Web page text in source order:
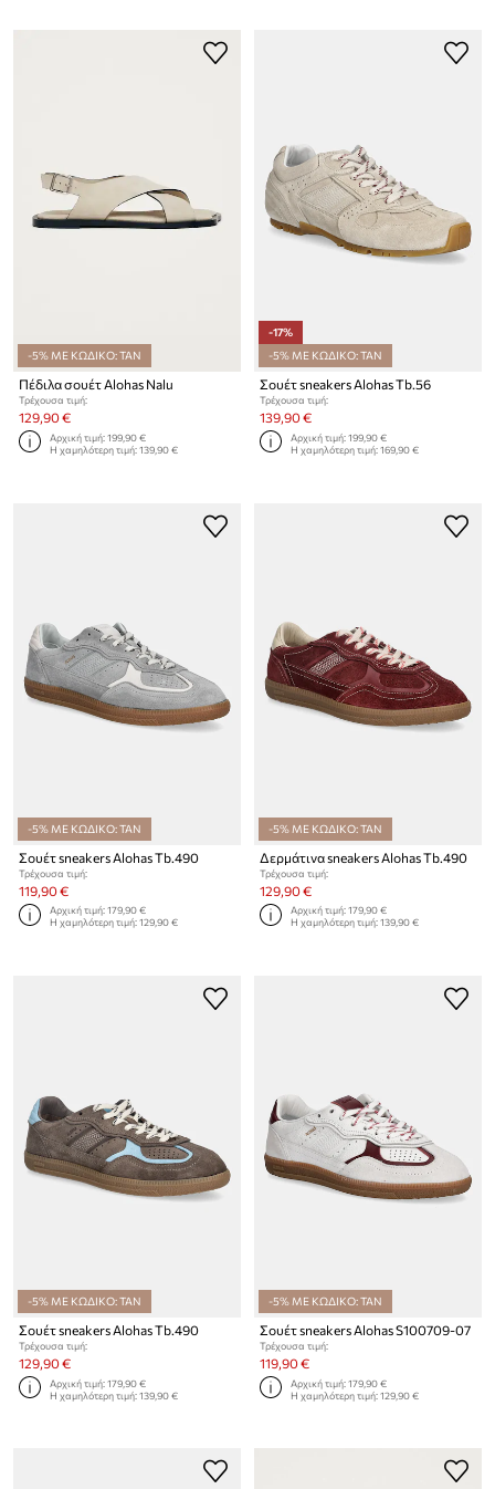
-5% ΜΕ ΚΩΔΙΚΟ: TAN
Πέδιλα σουέτ Alohas Nalu
Τρέχουσα τιμή:
129,90 €
Αρχική τιμή:199,90 €
Η χαμηλότερη τιμή:139,90 €
-17%
-5% ΜΕ ΚΩΔΙΚΟ: TAN
Σουέτ sneakers Alohas Tb.56
Τρέχουσα τιμή:
139,90 €
Αρχική τιμή:199,90 €
Η χαμηλότερη τιμή:169,90 €
-5% ΜΕ ΚΩΔΙΚΟ: TAN
Σουέτ sneakers Alohas Tb.490
Τρέχουσα τιμή:
119,90 €
Αρχική τιμή:179,90 €
Η χαμηλότερη τιμή:129,90 €
-5% ΜΕ ΚΩΔΙΚΟ: TAN
Δερμάτινα sneakers Alohas Tb.490
Τρέχουσα τιμή:
129,90 €
Αρχική τιμή:179,90 €
Η χαμηλότερη τιμή:139,90 €
-5% ΜΕ ΚΩΔΙΚΟ: TAN
Σουέτ sneakers Alohas Tb.490
Τρέχουσα τιμή:
129,90 €
Αρχική τιμή:179,90 €
Η χαμηλότερη τιμή:139,90 €
-5% ΜΕ ΚΩΔΙΚΟ: TAN
Σουέτ sneakers Alohas S100709-07
Τρέχουσα τιμή:
119,90 €
Αρχική τιμή:179,90 €
Η χαμηλότερη τιμή:129,90 €